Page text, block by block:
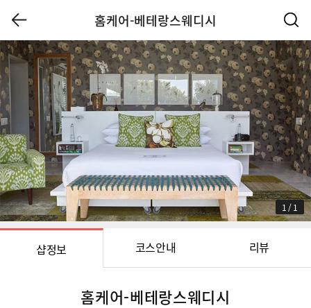
홈케어-베테랑스웨디시
1 /1
샵정보 코스안내 리뷰
홈케어-베테랑스웨디시